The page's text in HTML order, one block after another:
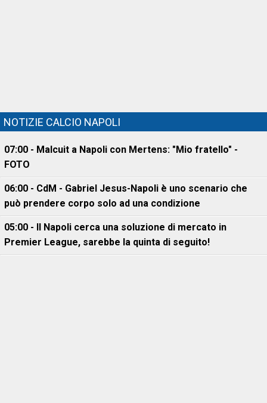
NOTIZIE CALCIO NAPOLI
07:00 - Malcuit a Napoli con Mertens: "Mio fratello" -
FOTO
06:00 - CdM - Gabriel Jesus-Napoli è uno scenario che
può prendere corpo solo ad una condizione
05:00 - Il Napoli cerca una soluzione di mercato in
Premier League, sarebbe la quinta di seguito!